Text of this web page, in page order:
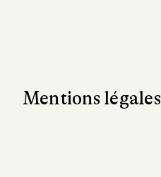
Mentions légales